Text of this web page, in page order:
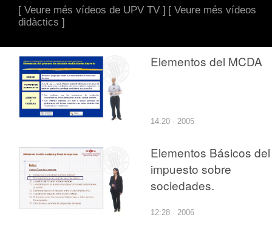
[ Veure més vídeos de UPV TV ] [ Veure més vídeos
didàctics ]
Elementos del MCDA
14:20 · 2005
Elementos Básicos del
impuesto sobre
sociedades.
12:28 · 2006